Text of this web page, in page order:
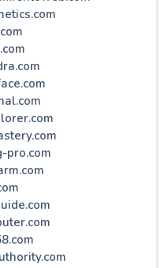
pro.com